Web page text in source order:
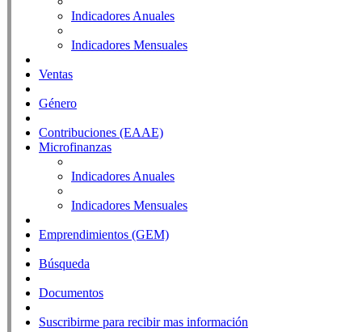
Indicadores Anuales
Indicadores Mensuales
Ventas
Género
Contribuciones (EAAE)
Microfinanzas
Indicadores Anuales
Indicadores Mensuales
Emprendimientos (GEM)
Búsqueda
Documentos
Suscribirme para recibir mas información